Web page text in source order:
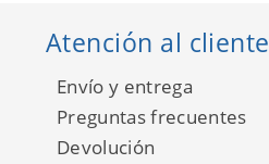
Atención al cliente
Envío y entrega
Preguntas frecuentes
Devolución